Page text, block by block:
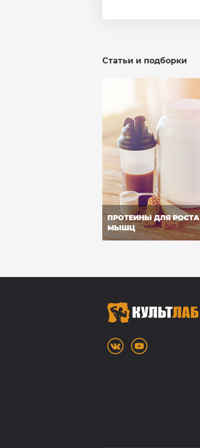
Статьи и подборки
ПРОТЕИНЫ ДЛЯ РОСТА
МЫШЦ